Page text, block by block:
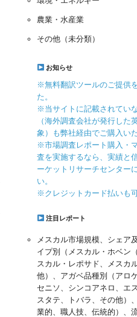
農業・水産業
その他（未分類）
お知らせ
※無料翻訳ツールのご提供
た。
※当サイトに記載されてい
（海外調査会社が発行した
象）も弊社経由でご購入い
※市場調査レポート購入・
査を実施するなら、実績と
ーケットリサーチセンター
い。
※クレジットカード払いも可
注目レポート
メスカル市場規模、シェア
イプ別（メスカル・ホベン
スカル・レポサド、メスカ
他）、アガベ品種別（アロ
セニソ、シンコアネロ、エ
スタテ、トバラ、その他）
業的、職人技、伝統的）、